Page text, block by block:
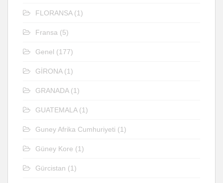
FLORANSA(1)
Fransa (5)
Genel (177)
GİRONA(1)
GRANADA(1)
GUATEMALA(1)
Guney Afrika Cumhuriyeti (1)
Güney Kore (1)
Gürcistan (1)